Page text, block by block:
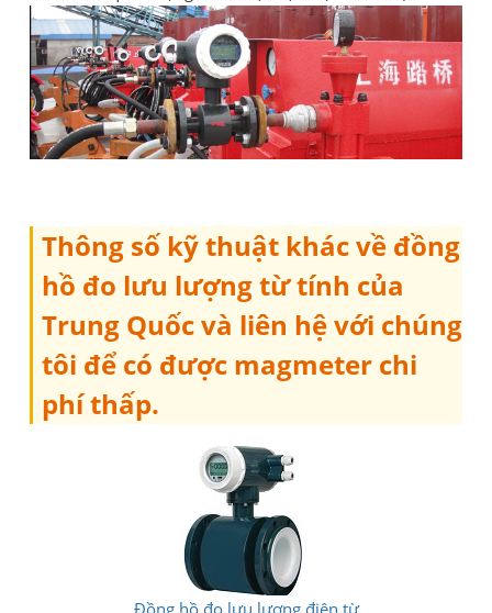
Thông số kỹ thuật khác về đồng
hồ đo lưu lượng từ tính của
Trung Quốc và liên hệ với chúng
tôi để có được magmeter chi
phí thấp.
Đồng hồ đo lưu lượng điện từ